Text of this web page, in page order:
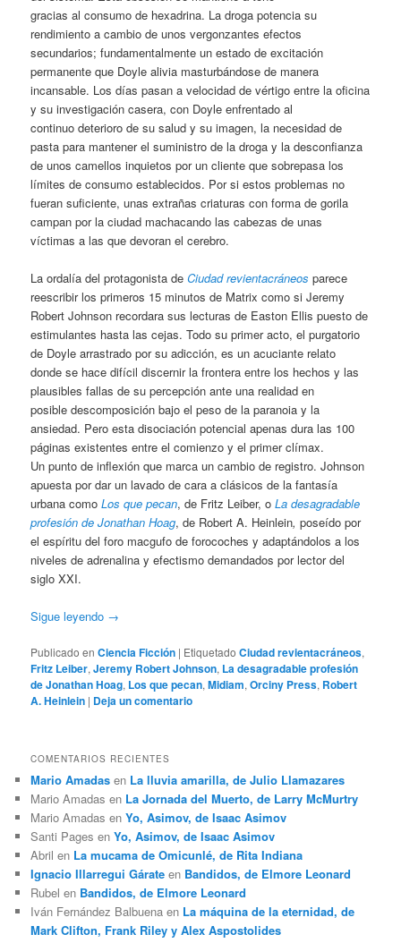
gracias al consumo de hexadrina. La droga potencia su
rendimiento a cambio de unos vergonzantes efectos
secundarios; fundamentalmente un estado de excitación
permanente que Doyle alivia masturbándose de manera
incansable. Los días pasan a velocidad de vértigo entre la oficina
y su investigación casera, con Doyle enfrentado al
continuo deterioro de su salud y su imagen, la necesidad de
pasta para mantener el suministro de la droga y la desconfianza
de unos camellos inquietos por un cliente que sobrepasa los
límites de consumo establecidos. Por si estos problemas no
fueran suficiente, unas extrañas criaturas con forma de gorila
campan por la ciudad machacando las cabezas de unas
víctimas a las que devoran el cerebro.
La ordalía del protagonista deCiudad revientacráneos parece
reescribir los primeros 15 minutos de Matrix como si Jeremy
Robert Johnson recordara sus lecturas de Easton Ellis puesto de
estimulantes hasta las cejas. Todo su primer acto, el purgatorio
de Doyle arrastrado por su adicción, es un acuciante relato
donde se hace difícil discernir la frontera entre los hechos y las
plausibles fallas de su percepción ante una realidad en
posible descomposición bajo el peso de la paranoia y la
ansiedad. Pero esta disociación potencial apenas dura las 100
páginas existentes entre el comienzo y el primer clímax.
Un punto de inflexión que marca un cambio de registro. Johnson
apuesta por dar un lavado de cara a clásicos de la fantasía
urbana comoLos que pecan, de Fritz Leiber, oLa desagradable
profesión de Jonathan Hoag, de Robert A. Heinlein,poseído por
el espíritu del foro macgufo de forocoches y adaptándolos a los
niveles de adrenalina y efectismo demandados por lector del
siglo XXI.
Sigue leyendo →
Publicado en Ciencia Ficción | Etiquetado Ciudad revientacráneos,
Fritz Leiber,Jeremy Robert Johnson, La desagradable profesión
de Jonathan Hoag, Los que pecan,Midiam,Orciny Press, Robert
A. Heinlein | Deja un comentario
COMENTARIOS RECIENTES
Mario Amadas en La lluvia amarilla, de Julio Llamazares
Mario Amadas en La Jornada del Muerto, de Larry McMurtry
Mario Amadas enYo, Asimov, de Isaac Asimov
Santi Pages enYo, Asimov, de Isaac Asimov
Abril en La mucama de Omicunlé, de Rita Indiana
Ignacio Illarregui Gárate en Bandidos, de Elmore Leonard
Rubel en Bandidos, de Elmore Leonard
Iván Fernández Balbuena en La máquina de la eternidad, de
Mark Clifton, Frank Riley y Alex Aspostolides